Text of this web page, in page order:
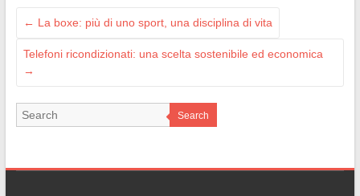
← La boxe: più di uno sport, una disciplina di vita
Telefoni ricondizionati: una scelta sostenibile ed economica
→
Search